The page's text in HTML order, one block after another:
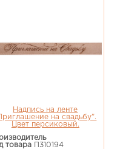
Надпись на ленте
на свадьбу".
Цвет персиковый.
товара П310194